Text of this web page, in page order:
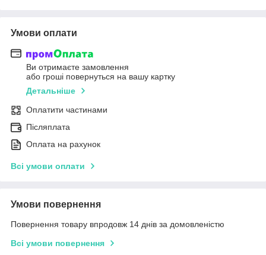
Умови оплати
Ви отримаєте замовлення
або гроші повернуться на вашу картку
Детальніше
Оплатити частинами
Післяплата
Оплата на рахунок
Всі умови оплати
Умови повернення
Повернення товару впродовж 14 днів за домовленістю
Всі умови повернення